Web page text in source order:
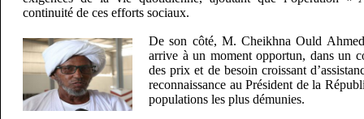
continuité de ces efforts sociaux.
De son côté, M. Cheikhna Ould
arrive à un moment opportun, dans un
des prix et de besoin croissant
reconnaissance au Président de la
populations les plus démunies.